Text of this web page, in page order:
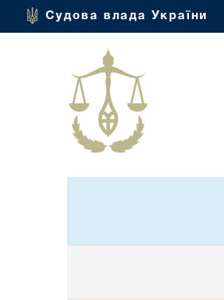
Судова влада України